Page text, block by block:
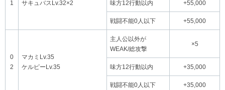
1
サキュバスLv.32×2
味方12行動以内 +55,000
戦闘不能0人以下 +55,000
0
2
マカミLv.35
ケルピーLv.35
主人公以外が
WEAK/総攻撃
×5
味方12行動以内 +35,000
戦闘不能0人以下 +35,000